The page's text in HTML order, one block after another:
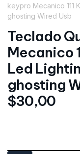
keypro Mecanico 111
ghosting Wired Usb
Teclado
Mecanico
Led
ghosting
$30,00